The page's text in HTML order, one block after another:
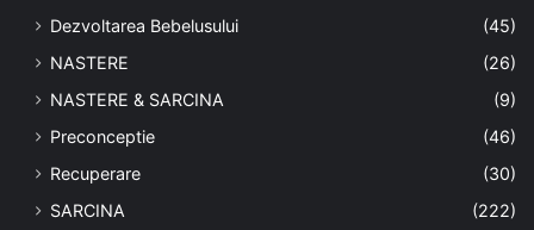
Dezvoltarea Bebelusului
(45)
NASTERE
(26)
NASTERE & SARCINA
(9)
Preconceptie
(46)
Recuperare
(30)
SARCINA
(222)